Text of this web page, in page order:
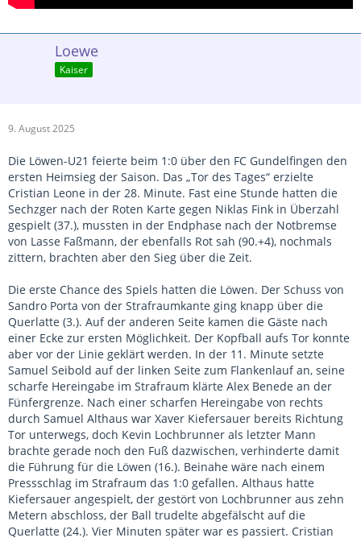
Loewe
Kaiser
9. August 2025
Die Löwen-U21 feierte beim 1:0 über den FC Gundelfingen den
ersten Heimsieg der Saison. Das „Tor des Tages“ erzielte
Cristian Leone in der 28. Minute. Fast eine Stunde hatten die
Sechzger nach der Roten Karte gegen Niklas Fink in Überzahl
gespielt (37.), mussten in der Endphase nach der Notbremse
von Lasse Faßmann, der ebenfalls Rot sah (90.+4), nochmals
zittern, brachten aber den Sieg über die Zeit.
Die erste Chance des Spiels hatten die Löwen. Der Schuss von
Sandro Porta von der Strafraumkante ging knapp über die
Querlatte (3.). Auf der anderen Seite kamen die Gäste nach
einer Ecke zur ersten Möglichkeit. Der Kopfball aufs Tor konnte
aber vor der Linie geklärt werden. In der 11. Minute setzte
Samuel Seibold auf der linken Seite zum Flankenlauf an, seine
scharfe Hereingabe im Strafraum klärte Alex Benede an der
Fünfergrenze. Nach einer scharfen Hereingabe von rechts
durch Samuel Althaus war Xaver Kiefersauer bereits Richtung
Tor unterwegs, doch Kevin Lochbrunner als letzter Mann
brachte gerade noch den Fuß dazwischen, verhinderte damit
die Führung für die Löwen (16.). Beinahe wäre nach einem
Pressschlag im Strafraum das 1:0 gefallen. Althaus hatte
Kiefersauer angespielt, der gestört von Lochbrunner aus zehn
Metern abschloss, der Ball trudelte abgefälscht auf die
Querlatte (24.). Vier Minuten später war es passiert. Cristian